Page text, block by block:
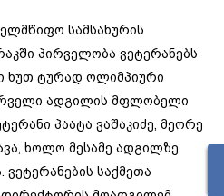
სამსახურის
პირველობა ვეტერანებს
ხუთ ტურად ოლიმპიური
ადგილის მფლობელი
პაატა ვაშაკიძე, მეორე
ხოლო მესამე ადგილზე
საქმეთა